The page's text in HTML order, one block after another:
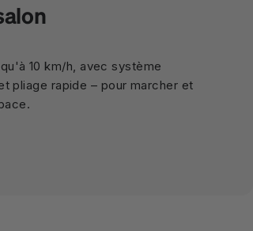
10 km/h, avec système
pliage rapide – pour marcher et